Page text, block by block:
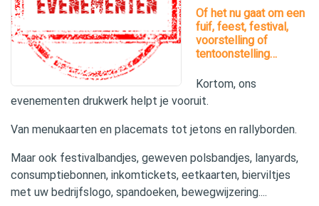
Of het nu gaat om een
fuif, feest, festival,
voorstelling of
tentoonstelling…
Kortom, ons
evenementen drukwerk helpt je vooruit.
Van menukaarten en placemats tot jetons en rallyborden.
Maar ook festivalbandjes, geweven polsbandjes, lanyards,
consumptiebonnen, inkomtickets, eetkaarten, bierviltjes
met uw bedrijfslogo, spandoeken, bewegwijzering....